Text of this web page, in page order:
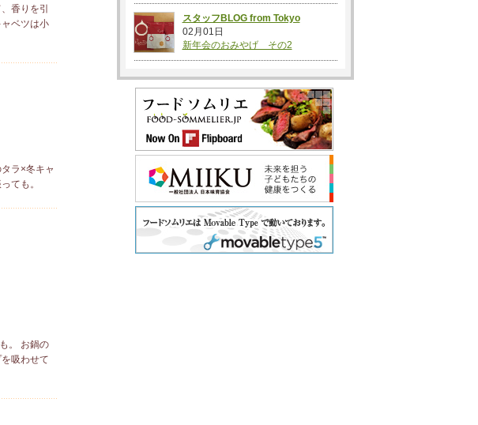
香りを引
ベツは小
ラ×冬キャ
ても。
。 お鍋の
吸わせて
スタッフBLOG from Tokyo
02月01日
新年会のおみやげ その2